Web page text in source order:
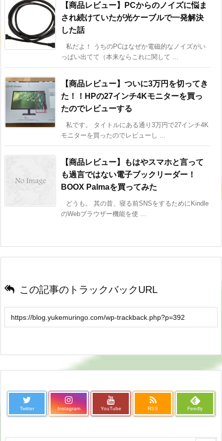
【商品レビュー】PCからのノイズに悩ま
され続けていたが光ケーブルで一発解決
した話
私だよ！ うちのPCはなぜか電磁的なノイズがい
っぱい出てて（本来ならこれに関して ...
【商品レビュー】ついに3万円を切ってき
た！！HPの27インチ4Kモニターを買っ
たのでレビューする
私です。 タイトルにある通り3万円で27インチ4K
モニターを買ったのでレビューし ...
【商品レビュー】もはやスマホと言って
も過言ではない電子ブックリーダー！
BOOX Palmaを買ってみた
どうも。 其の昔、寝る前SNSをするためにKindle
のWebブラウザー機能を使 ...
この記事のトラックバックURL
Twitter Instagram YouTube RSS Feedly